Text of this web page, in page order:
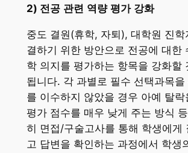
2) 전공 관련 역량 평가 강화
중도 결원(휴학, 자퇴), 대학원 진학
결하기 위한 방안으로 전공에 대한
학 의지를 평가하는 항목을 강화할
됩니다. 각 과별로 필수 선택과목을
를 이수하지 않았을 경우 아예 탈
평가 점수를 매우 낮게 주는 방식
히 면접/구술고사를 통해 학생에게
고 답변을 확인하는 과정에서 학생